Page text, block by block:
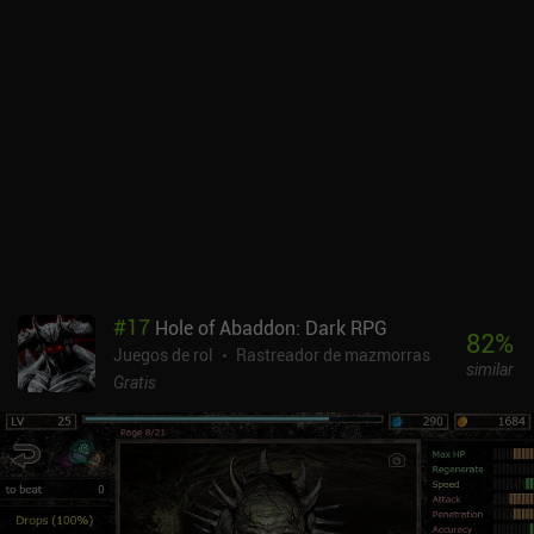
mediante anuncios incentivados e iAPs para conseguir oro extra.
Nada de esto es necesario para disfrutar de una gran experiencia.
Es un gran juego con una jugabilidad desafiante, siempre que no te
importe el caos de perder debido al RNG.
#17 Hole of Abaddon: Dark RPG
Juegos de rol
Rastreador de mazmorras
Gratis
82%
similar